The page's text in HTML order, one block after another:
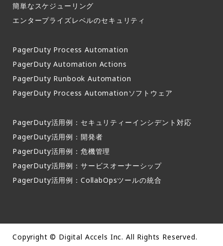
簡単なスケジューリング​
エンタープライズレベルのセキュリティ
PagerDuty Process Automation
PagerDuty Automation Actions
PagerDuty Runbook Automation
PagerDuty Process Automationソフトウェア
PagerDuty活用例：セキュリティーインシデント対応
PagerDuty活用例：開発者
PagerDuty活用例：危機管理
PagerDuty活用例：サービスオーナーシップ
PagerDuty活用例：CollabOpsツールの統合
Copyright © Digital Accels Inc. All Rights Reserved.